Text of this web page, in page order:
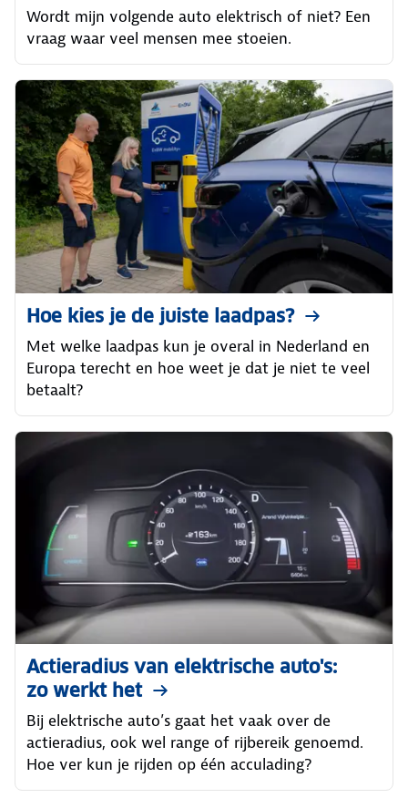
Wordt mijn volgende auto elektrisch of niet? Een
vraag waar veel mensen mee stoeien.
Hoe kies je de juiste laadpas?
Met welke laadpas kun je overal in Nederland en
Europa terecht en hoe weet je dat je niet te veel
betaalt?
Actieradius van elektrische auto's:
zo werkt het
Bij elektrische auto’s gaat het vaak over de
actieradius, ook wel range of rijbereik genoemd.
Hoe ver kun je rijden op één acculading?